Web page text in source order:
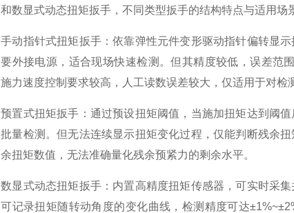
和数显式动态扭矩扳手，不同类型扳手的结构特点与适用场
手动指针式扭矩扳手：依靠弹性元件变形驱动指针偏转显
要外接电源，适合现场快速检测。但其精度较低，误差范
施力速度控制要求较高，人工读数误差较大，仅适用于对检
预置式扭矩扳手：通过预设扭矩阈值，当施加扭矩达到阈
批量检测。但无法连续显示扭矩变化过程，仅能判断残余
余扭矩数值，无法准确量化残余预紧力的剩余水平。
数显式动态扭矩扳手：内置高精度扭矩传感器，可实时采
可记录扭矩随转动角度的变化曲线，检测精度可达